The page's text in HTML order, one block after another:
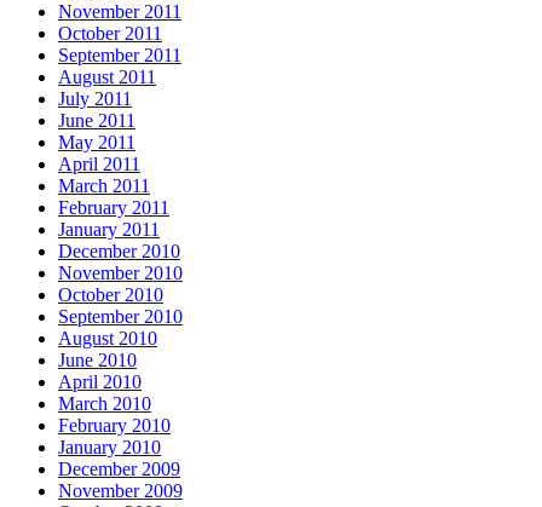
November 2011
October 2011
September 2011
August 2011
July 2011
June 2011
May 2011
April 2011
March 2011
February 2011
January 2011
December 2010
November 2010
October 2010
September 2010
August 2010
June 2010
April 2010
March 2010
February 2010
January 2010
December 2009
November 2009